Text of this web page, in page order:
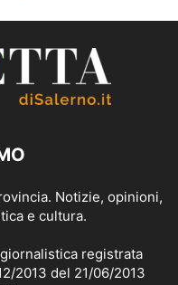
Notizie, opinioni,
e cultura.
registrata
2013 del 21/06/2013